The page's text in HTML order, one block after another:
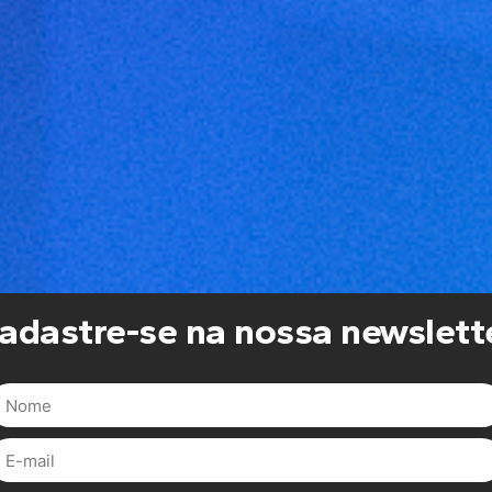
se na nossa